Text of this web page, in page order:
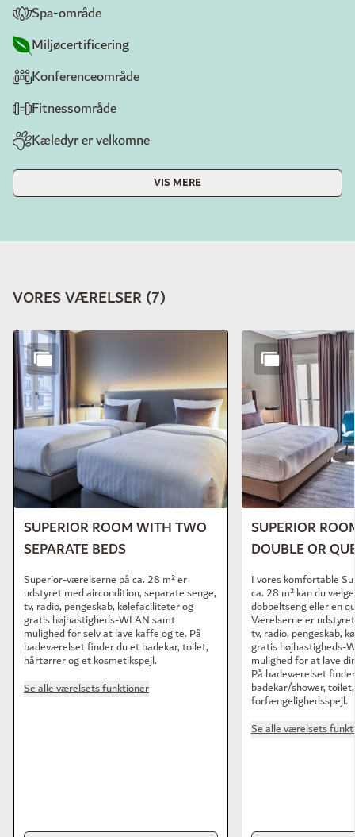
Spa-område
Miljøcertificering
Konferenceområde
Fitnessområde
Kæledyr er velkomne
VIS MERE
VORES VÆRELSER(7)
Slide 1 af 7
SUPERIOR ROOM WITH TWO
SEPARATE BEDS
Superior-værelserne på ca. 28 m² er
udstyret med aircondition, separate senge,
tv, radio, pengeskab, kølefaciliteter og
gratis højhastigheds-WLAN samt
mulighed for selv at lave kaffe og te. På
badeværelset finder du et badekar, toilet,
hårtørrer og et kosmetikspejl.
Se alle værelsets funktioner
SUPERIOR
DOUBLE OR
I vores komfortable
ca. 28 m² kan du
dobbeltseng eller en
Værelserne er
tv, radio, pengeskab,
gratis højhastigheds-
mulighed for at lave
På badeværelset
badekar/shower,
forfængelighedsspejl.
Se alle værelsets